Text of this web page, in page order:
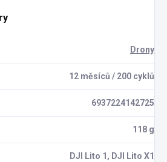
Drony
12 měsíců / 200 cyklů
6937224142725
118 g
DJI Lito 1, DJI Lito X1